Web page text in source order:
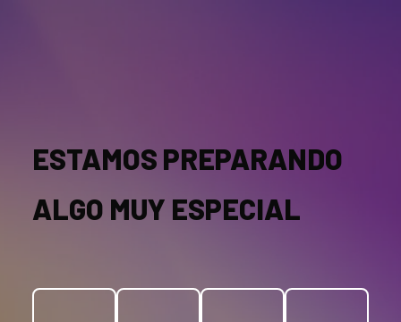
ESTAMOS PREPARANDO
ALGO MUY ESPECIAL